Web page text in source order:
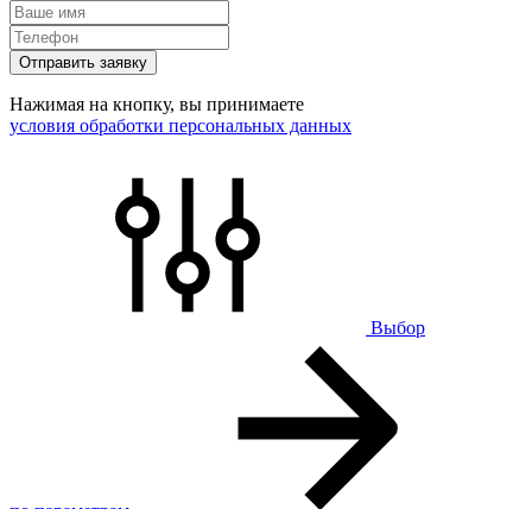
Отправить заявку
Нажимая на кнопку, вы принимаете
условия обработки персональных данных
Выбор